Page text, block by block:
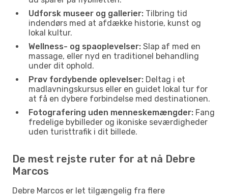
Udforsk museer og gallerier: Tilbring tid
indendørs med at afdække historie, kunst og
lokal kultur.
Wellness- og spaoplevelser: Slap af med en
massage, eller nyd en traditionel behandling
under dit ophold.
Prøv fordybende oplevelser: Deltag i et
madlavningskursus eller en guidet lokal tur for
at få en dybere forbindelse med destinationen.
Fotografering uden menneskemængder: Fang
fredelige bybilleder og ikoniske seværdigheder
uden turisttrafik i dit billede.
De mest rejste ruter for at nå Debre
Marcos
Debre Marcos er let tilgængelig fra flere